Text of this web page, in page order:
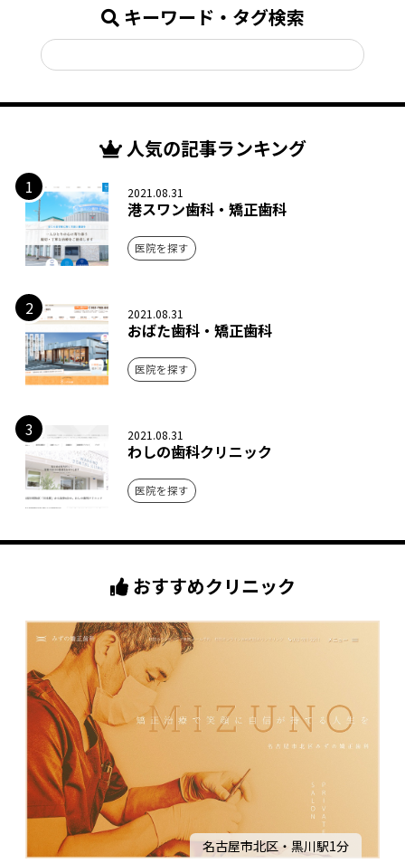
キーワード・タグ検索
人気の記事ランキング
1 2021.08.31
港スワン歯科・矯正歯科
医院を探す
2 2021.08.31
おばた歯科・矯正歯科
医院を探す
3 2021.08.31
わしの歯科クリニック
医院を探す
おすすめクリニック
名古屋市北区・黒川駅1分